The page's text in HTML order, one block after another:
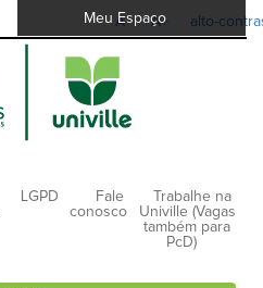
A- A+ alto-
Meu Espaço
LGPD
Fale
conosco
Trabalhe na
Univille (Vagas
também para
PcD)